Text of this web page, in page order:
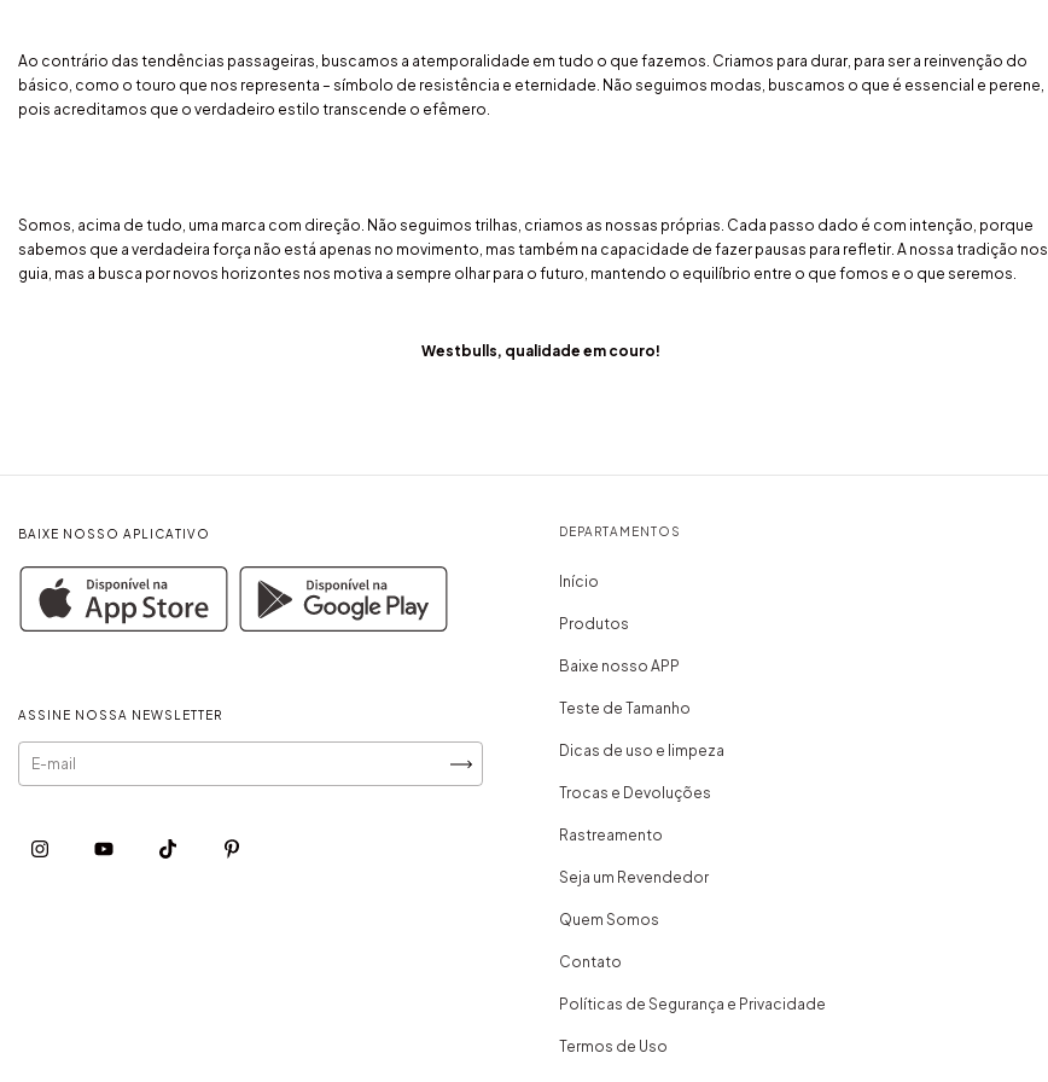
Ao contrário das tendências passageiras, buscamos a atemporalidade em tudo o que fazemos. Criamos para durar, para ser a reinvenção do
básico, como o touro que nos representa – símbolo de resistência e eternidade. Não seguimos modas, buscamos o que é essencial e perene,
pois acreditamos que o verdadeiro estilo transcende o efêmero.
Somos, acima de tudo, uma marca com direção. Não seguimos trilhas, criamos as nossas próprias. Cada passo dado é com intenção, porque
sabemos que a verdadeira força não está apenas no movimento, mas também na capacidade de fazer pausas para refletir. A nossa tradição nos
guia, mas a busca por novos horizontes nos motiva a sempre olhar para o futuro, mantendo o equilíbrio entre o que fomos e o que seremos.
Westbulls, qualidade em couro!
BAIXE NOSSO APLICATIVO
ASSINE NOSSA NEWSLETTER
DEPARTAMENTOS
Início
Produtos
Baixe nosso APP
Teste de Tamanho
Dicas de uso e limpeza
Trocas e Devoluções
Rastreamento
Seja um Revendedor
Quem Somos
Contato
Políticas de Segurança e Privacidade
Termos de Uso